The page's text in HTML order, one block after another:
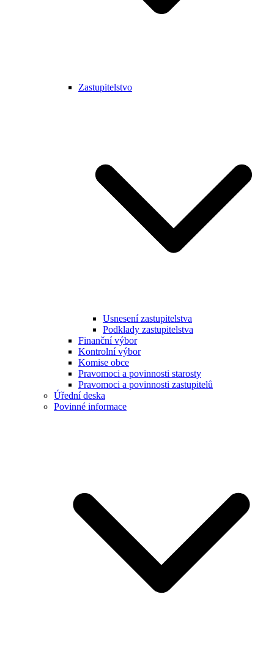
Zastupitelstvo
Usnesení zastupitelstva
Podklady zastupitelstva
Finanční výbor
Kontrolní výbor
Komise obce
Pravomoci a povinnosti starosty
Pravomoci a povinnosti zastupitelů
Úřední deska
Povinné informace